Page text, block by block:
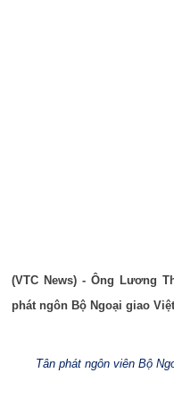
(VTC News) - Ông Lương
phát ngôn Bộ Ngoại giao
Tân phát ngôn viên Bộ